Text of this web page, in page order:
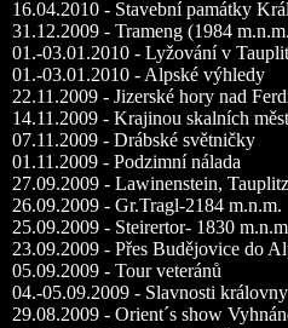
16.04.2010 - Stavební památky
31.12.2009 - Trameng (1984
01.-03.01.2010 - Lyžování v
01.-03.01.2010 - Alpské výhledy
22.11.2009 - Jizerské hory nad
14.11.2009 - Krajinou skalních měst
07.11.2009 - Drábské světničky
01.11.2009 - Podzimní nálada
27.09.2009 - Lawinenstein,
26.09.2009 - Gr.Tragl-2184 m.n.m.
25.09.2009 - Steirertor- 1830
23.09.2009 - Přes Budějovice do
05.09.2009 - Tour veteránů
04.-05.09.2009 - Slavnosti
29.08.2009 - Orient´s show